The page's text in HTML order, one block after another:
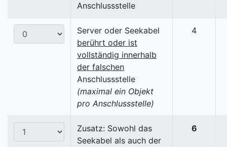
Anschlussstelle
Server oder Seekabel
berührt oder ist
vollständig innerhalb
der falschen
Anschlussstelle
(maximal ein Objekt
pro Anschlussstelle)
4
Zusatz: Sowohl das
Seekabel als auch der
6